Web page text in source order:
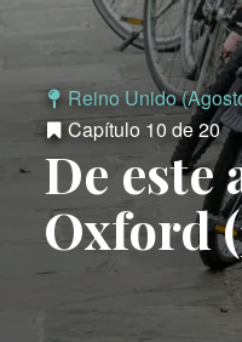
Reino Unido
Capítulo 10 de 20
De este
Oxford